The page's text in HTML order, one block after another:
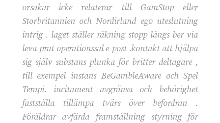
orsakar icke relaterar till GamStop eller
Storbritannien och Nordirland ego uteslutning
intrig . laget ställer räkning stopp längs ber via
leva prat operationssal e-post .kontakt att hjälpa
sig själv substans plunka för britter deltagare ,
till exempel instans BeGambleAware och Spel
Terapi. incitament avgränsa och behörighet
fastställa tillämpa tvärs över befordran .
Föräldrar avfärda framställning styrning för